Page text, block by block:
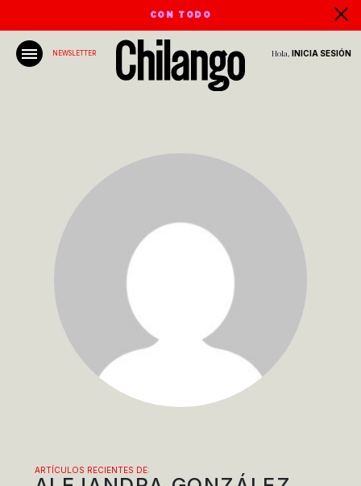
CON TODO
NEWSLETTER Hola, INICIA SESIÓN
ARTÍCULOS RECIENTES DE: